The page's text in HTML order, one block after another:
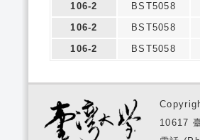
106-2
BST5058
106-2
BST5058
106-2
BST5058
10617